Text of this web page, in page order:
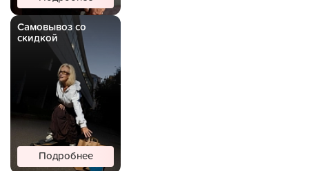
Самовывоз со
скидкой
Подробнее